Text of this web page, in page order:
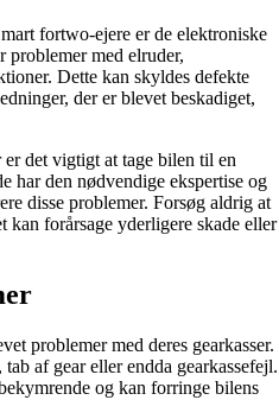
fortwo-ejere er de elektroniske
problemer med elruder,
Dette kan skyldes defekte
der er blevet beskadiget,
det vigtigt at tage bilen til en
har den nødvendige ekspertise og
disse problemer. Forsøg aldrig at
kan forårsage yderligere skade eller
problemer med deres gearkasser.
af gear eller endda gearkassefejl.
og kan forringe bilens